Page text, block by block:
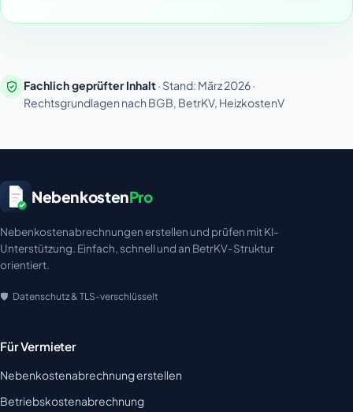
Fachlich geprüfter Inhalt· Stand: März 2026 ·
Rechtsgrundlagen nach BGB, BetrKV, HeizkostenV
NebenkostenPro
Nebenkostenabrechnungen erstellen und prüfen mit KI-
Unterstützung. Einfach, schnell und an BetrKV-Struktur
orientiert.
Datenschutz & TLS-verschlüsselt
Für Vermieter
Nebenkostenabrechnung erstellen
Betriebskostenabrechnung